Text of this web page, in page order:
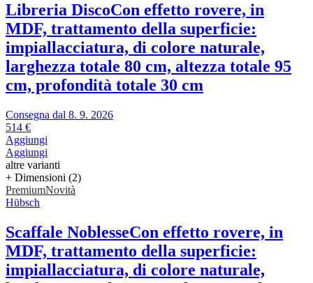
Libreria DiscoCon effetto rovere, in
MDF, trattamento della superficie:
impiallacciatura, di colore naturale,
larghezza totale 80 cm, altezza totale 95
cm, profondità totale 30 cm
Consegna dal 8. 9. 2026
514 €
Aggiungi
Aggiungi
altre varianti
+ Dimensioni (2)
PremiumNovità
Hübsch
Scaffale NoblesseCon effetto rovere, in
MDF, trattamento della superficie:
impiallacciatura, di colore naturale,